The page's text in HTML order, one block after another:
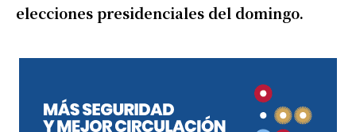
elecciones presidenciales del domingo.